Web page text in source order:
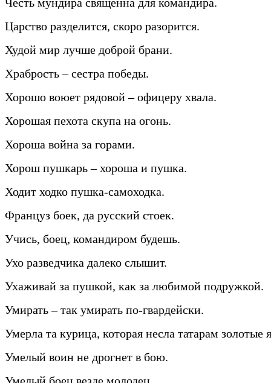
Царство разделится, скоро разорится.
Худой мир лучше доброй брани.
Храбрость – сестра победы.
Хорошо воюет рядовой – офицеру хвала.
Хорошая пехота скупа на огонь.
Хороша война за горами.
Хорош пушкарь – хороша и пушка.
Ходит ходко пушка-самоходка.
Француз боек, да русский стоек.
Учись, боец, командиром будешь.
Ухо разведчика далеко слышит.
Ухаживай за пушкой, как за любимой подружкой.
Умирать – так умирать по-гвардейски.
Умерла та курица, которая несла татарам золотые
Умелый воин не дрогнет в бою.
Умелый боец везде молодец.